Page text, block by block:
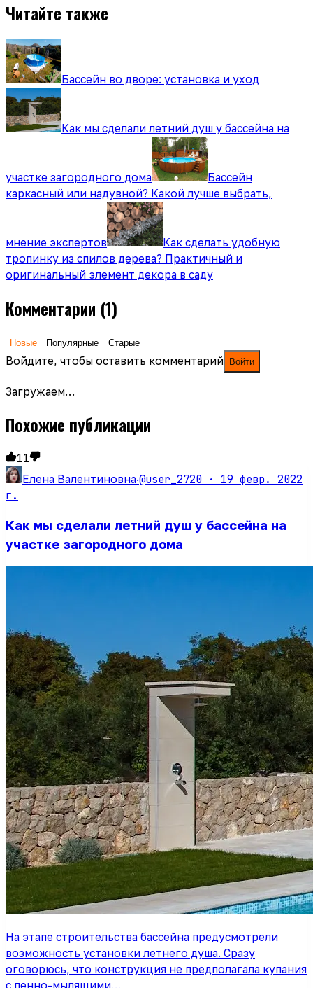
Читайте также
Бассейн во дворе: установка и уход
Как мы сделали летний душ у бассейна на
участке загородного дома
Бассейн
каркасный или надувной? Какой лучше выбрать,
мнение экспертов
Как сделать удобную
тропинку из спилов дерева? Практичный и
оригинальный элемент декора в саду
Комментарии (1)
Новые Популярные Старые
Войдите, чтобы оставить комментарий Войти
Загружаем…
Похожие публикации
11
Елена Валентиновна·@user_2720 · 19 февр. 2022
г.
Как мы сделали летний душ у бассейна на
участке загородного дома
На этапе строительства бассейна предусмотрели
возможность установки летнего душа. Сразу
оговорюсь, что конструкция не предполагала купания
с пенно-мылящими…